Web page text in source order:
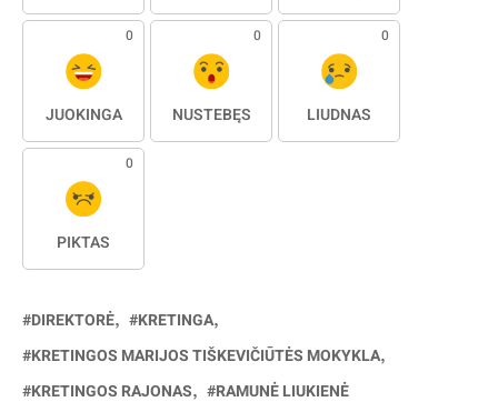
0
JUOKINGA
0
NUSTEBĘS
0
LIŪDNAS
0
PIKTAS
DIREKTORĖ
KRETINGA
KRETINGOS MARIJOS TIŠKEVIČIŪTĖS MOKYKLA
KRETINGOS RAJONAS
RAMUNĖ LIUKIENĖ